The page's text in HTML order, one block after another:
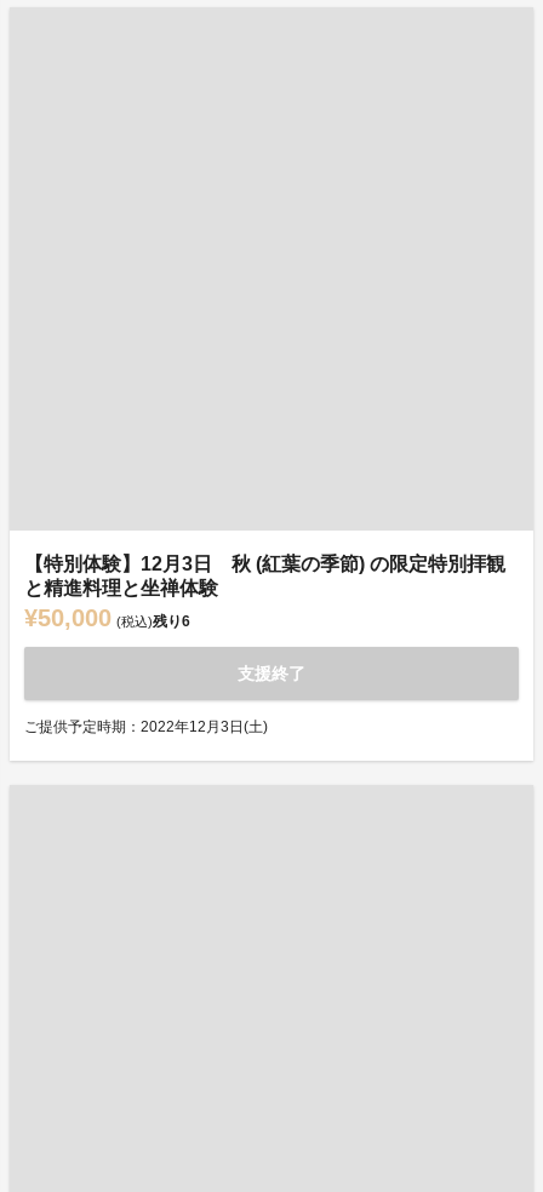
【特別体験】12月3日 秋 (紅葉の季節) の限定特別拝観
と精進料理と坐禅体験
¥50,000 (税込)残り6
支援終了
ご提供予定時期：2022年12月3日(土)